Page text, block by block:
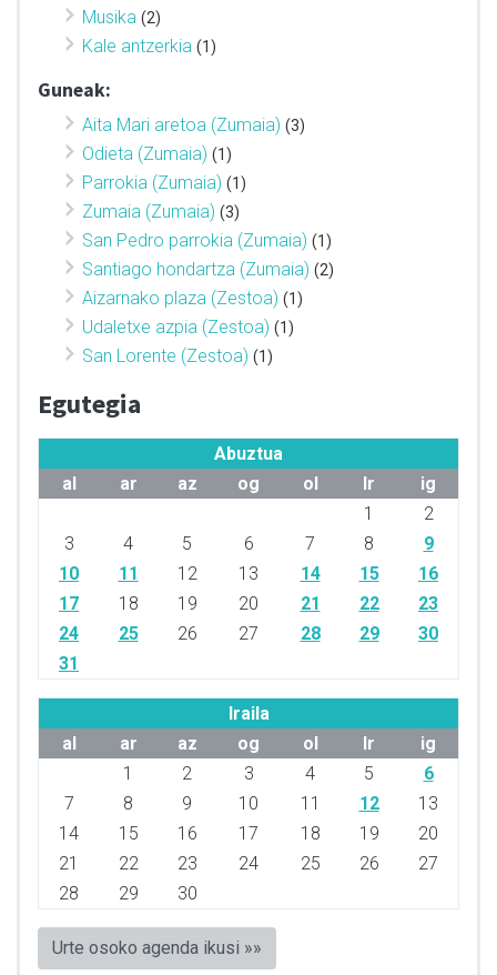
Musika (2)
Kale antzerkia (1)
Guneak:
Aita Mari aretoa (Zumaia) (3)
Odieta (Zumaia) (1)
Parrokia (Zumaia) (1)
Zumaia (Zumaia) (3)
San Pedro parrokia (Zumaia) (1)
Santiago hondartza (Zumaia) (2)
Aizarnako plaza (Zestoa) (1)
Udaletxe azpia (Zestoa) (1)
San Lorente (Zestoa) (1)
Egutegia
Abuztua
al
ar az og ol lr
ig
1
2
3
4 5 6 7 8
9
10
11 12 13 14 15
16
17
18 19 20 21 22
23
24
25 26 27 28 29
30
31
Iraila
al
ar az og ol lr
ig
1
2 3 4 5
6
7
8 9 10 11 12
13
14
15 16 17 18 19
20
21
22 23 24 25 26
27
28
29 30
Urte osoko agenda ikusi »»